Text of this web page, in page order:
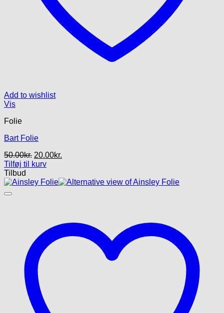
Add to wishlist
Vis
Folie
Bart Folie
50.00kr. Den
oprindelige
var:
20.00kr.
er:
Tilføj til kurv
Tilbud